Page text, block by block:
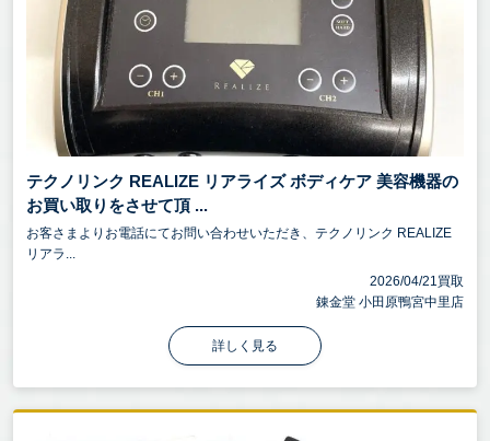
テクノリンク REALIZE リアライズ ボディケア 美容機器の
お買い取りをさせて頂 ...
お客さまよりお電話にてお問い合わせいただき、テクノリンク REALIZE
リアラ...
2026/04/21買取
錬金堂 小田原鴨宮中里店
詳しく見る